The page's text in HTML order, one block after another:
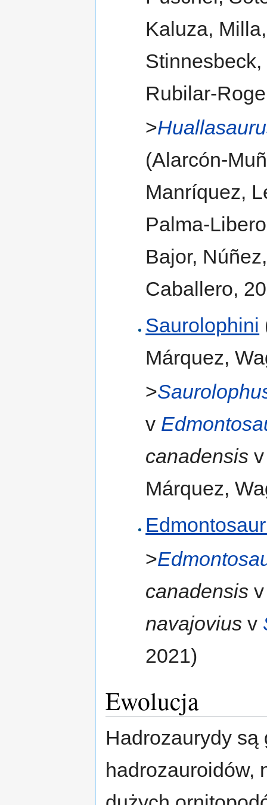
Kaluza,
Rubilar-
>
(Alarcón-
Manríquez,
Palma-
Bajor,
Caballero,
Saurolophini
Márquez,
>
v
canadensis
Márquez,
>
canadensis
navajovius v
2021)
Ewolucja
Hadrozaurydy
hadrozauroidów,